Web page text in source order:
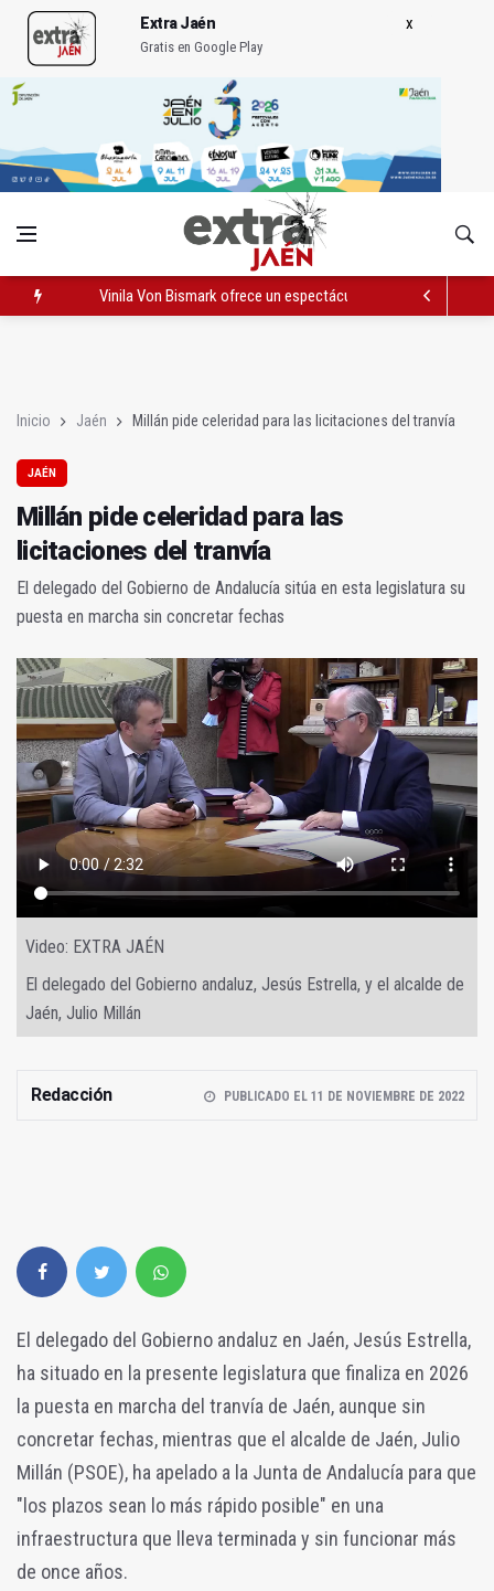
Extra Jaén
Gratis en Google Play
Vinila Von Bismark ofrece un espectáculo "rompedor" en el
Inicio Jaén Millán pide celeridad para las licitaciones del tranvía
JAÉN
Millán pide celeridad para las
licitaciones del tranvía
El delegado del Gobierno de Andalucía sitúa en esta legislatura su
puesta en marcha sin concretar fechas
Video: EXTRA JAÉN
El delegado del Gobierno andaluz, Jesús Estrella, y el alcalde de
Jaén, Julio Millán
Redacción PUBLICADO EL 11 DE NOVIEMBRE DE 2022
El delegado del Gobierno andaluz en Jaén, Jesús Estrella,
ha situado en la presente legislatura que finaliza en 2026
la puesta en marcha del tranvía de Jaén, aunque sin
concretar fechas, mientras que el alcalde de Jaén, Julio
Millán (PSOE), ha apelado a la Junta de Andalucía para que
"los plazos sean lo más rápido posible" en una
infraestructura que lleva terminada y sin funcionar más
de once años.